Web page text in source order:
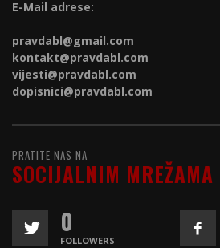
E-Mail adrese:
pravdabl@gmail.com
kontakt@pravdabl.com
vijesti@pravdabl.com
dopisnici@pravdabl.com
PRATITE NAS NA
SOCIJALNIM MREŽAMA
0
FOLLOWERS